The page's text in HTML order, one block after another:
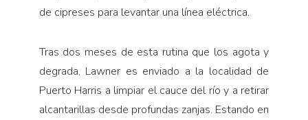
de cipreses para levantar una línea eléctrica.
Tras dos meses de esta rutina que los agota y
degrada, Lawner es enviado a la localidad de
Puerto Harris a limpiar el cauce del río y a retirar
alcantarillas desde profundas zanjas. Estando en